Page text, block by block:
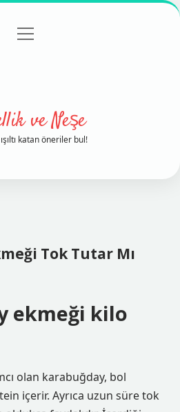
Politikası
menüyü
ve Neşe
katan öneriler bul!
Tok Tutar Mı
ekmeği kilo
olan karabuğday, bol
içerir. Ayrıca uzun süre tok